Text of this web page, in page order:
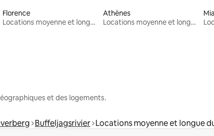
Florence
Locations moyenne et longue durée
Athènes
Locations moyenne et longue durée
et des logements.
Buffeljagsrivier Locations moyenne et longue